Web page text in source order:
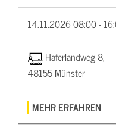
14.11.202608:00 -
Haferlandweg 8,
48155 Münster
MEHR ERFAHREN